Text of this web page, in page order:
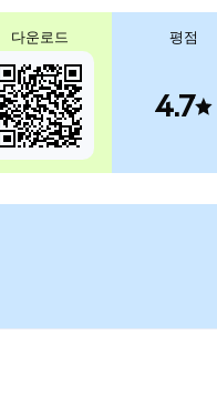
다운로드 평점
4.7